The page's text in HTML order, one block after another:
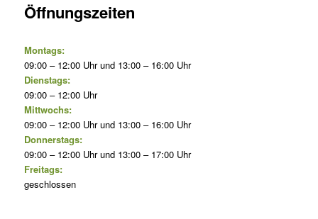
Öffnungszeiten
Montags:
09:00 – 12:00 Uhr und 13:00 – 16:00 Uhr
Dienstags:
09:00 – 12:00 Uhr
Mittwochs:
09:00 – 12:00 Uhr und 13:00 – 16:00 Uhr
Donnerstags:
09:00 – 12:00 Uhr und 13:00 – 17:00 Uhr
Freitags:
geschlossen